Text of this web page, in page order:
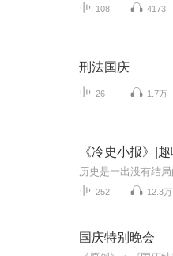
108 4173
刑法国庆
26 1.7万
《冷史小报》|
252 12.3万
国庆特别晚会